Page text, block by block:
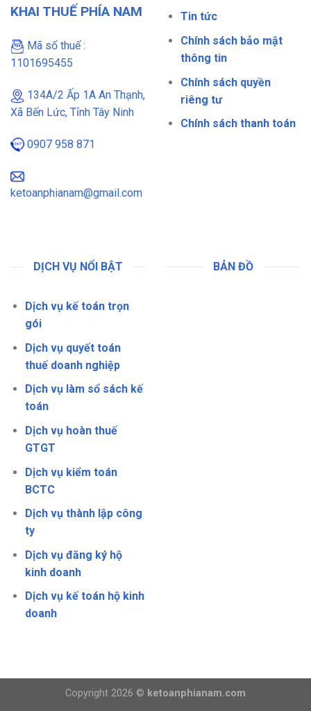
KHAI THUẾ PHÍA NAM
Mã số thuế :
1101695455
134A/2 Ấp 1A An Thạnh,
Xã Bến Lức, Tỉnh Tây Ninh
0907 958 871
ketoanphianam@gmail.com
Tin tức
Chính sách bảo mật
thông tin
Chính sách quyền
riêng tư
Chính sách thanh toán
DỊCH VỤ NỔI BẬT
Dịch vụ kế toán trọn
gói
Dịch vụ quyết toán
thuế doanh nghiệp
Dịch vụ làm sổ sách kế
toán
Dịch vụ hoàn thuế
GTGT
Dịch vụ kiểm toán
BCTC
Dịch vụ thành lập công
ty
Dịch vụ đăng ký hộ
kinh doanh
Dịch vụ kế toán hộ kinh
doanh
BẢN ĐỒ
Copyright 2026 © ketoanphianam.com